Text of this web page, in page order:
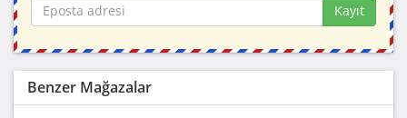
Kayıt
Benzer Mağazalar